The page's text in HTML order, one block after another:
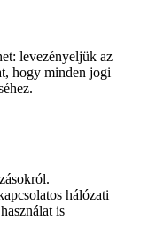
levezényeljük az
hogy minden jogi
hálózati
is